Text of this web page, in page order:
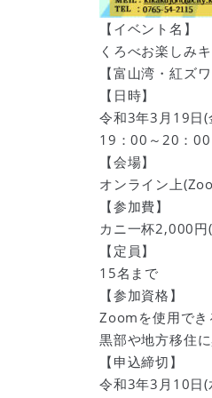
【イベント名】
くろべお楽しみ
【富山湾・紅ズ
【日時】
令和3年3月19日(
19：00～20：00
【会場】
オンライン上
【参加費】
カニ一杯2,000円
【定員】
15名まで
【参加資格】
Zoomを使用でき
黒部や地方移住
【申込締切】
令和3年3月10日(